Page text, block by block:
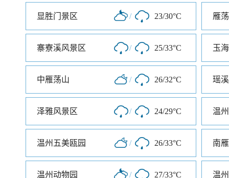
显胜门景区 / 23/30°C 雁
寨寮溪风景区 / 25/33°C 玉
中雁荡山 / 26/32°C 瑶
泽雅风景区 / 24/29°C 温
温州五美瓯园 / 26/33°C
温州动物园 / 27/33°C 温